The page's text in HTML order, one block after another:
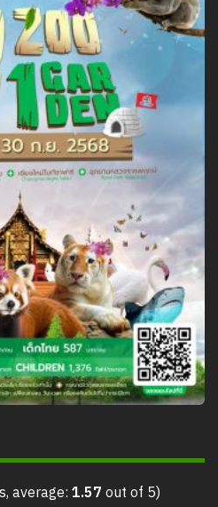
average:1.57out of 5)